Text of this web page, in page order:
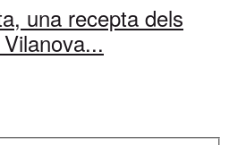
una recepta dels